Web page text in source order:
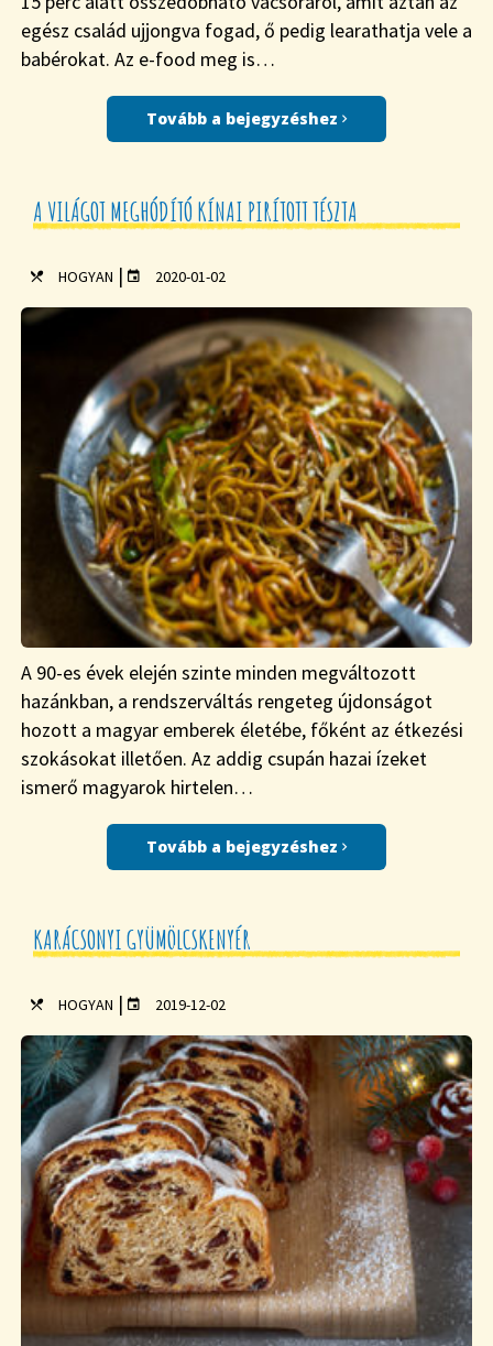
egész család ujjongva fogad, ő pedig learathatja vele a
babérokat. Az e-food meg is…
Tovább a bejegyzéshez
A VILÁGOT MEGHÓDÍTÓ KÍNAI PIRÍTOTT TÉSZTA
HOGYAN | 2020-01-02
A 90-es évek elején szinte minden megváltozott
hazánkban, a rendszerváltás rengeteg újdonságot
hozott a magyar emberek életébe, főként az étkezési
szokásokat illetően. Az addig csupán hazai ízeket
ismerő magyarok hirtelen…
Tovább a bejegyzéshez
KARÁCSONYI GYÜMÖLCSKENYÉR
HOGYAN | 2019-12-02